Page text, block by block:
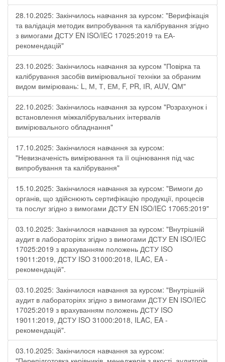
28.10.2025: Закінчилось навчання за курсом: "Верифікація
та валідація методик випробування та калібрування згідно
з вимогами ДСТУ EN ISO/IEC 17025:2019 та ЕА-
рекомендацій"
23.10.2025: Закінчилось навчання за курсом "Повірка та
калібрування засобів вимірювальної техніки за обраним
видом вимірювань: L, М, Т, ЕМ, F, РR, ІR, АUV, QМ"
22.10.2025: Закінчилось навчання за курсом "Розрахунок і
встановлення міжкалібрувальних інтервалів
вимірювального обладнання"
17.10.2025: Закінчилося навчання за курсом:
"Невизначеність вимірювання та її оцінювання під час
випробування та калібрування"
15.10.2025: Закінчилося навчання за курсом: "Вимоги до
органів, що здійснюють сертифікацію продукції, процесів
та послуг згідно з вимогами ДСТУ EN ISO/IEC 17065:2019"
03.10.2025: Закінчилося навчання за курсом: "Внутрішній
аудит в лабораторіях згідно з вимогами ДСТУ EN ISO/IEC
17025:2019 з врахуванням положень ДСТУ ISO
19011:2019, ДСТУ ISO 31000:2018, ILAC, EA -
рекомендацій".
03.10.2025: Закінчилося навчання за курсом: "Внутрішній
аудит в лабораторіях згідно з вимогами ДСТУ EN ISO/IEC
17025:2019 з врахуванням положень ДСТУ ISO
19011:2019, ДСТУ ISO 31000:2018, ILAC, EA -
рекомендацій".
03.10.2025: Закінчилося навчання за курсом: